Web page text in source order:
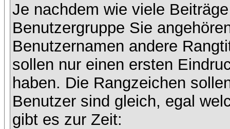
Je nachdem wie viele
Benutzergruppe Sie
Benutzernamen andere
sollen nur einen ersten
haben. Die Rangzeichen
Benutzer sind gleich, egal
gibt es zur Zeit: